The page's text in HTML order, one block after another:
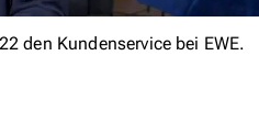
den Kundenservice bei EWE.